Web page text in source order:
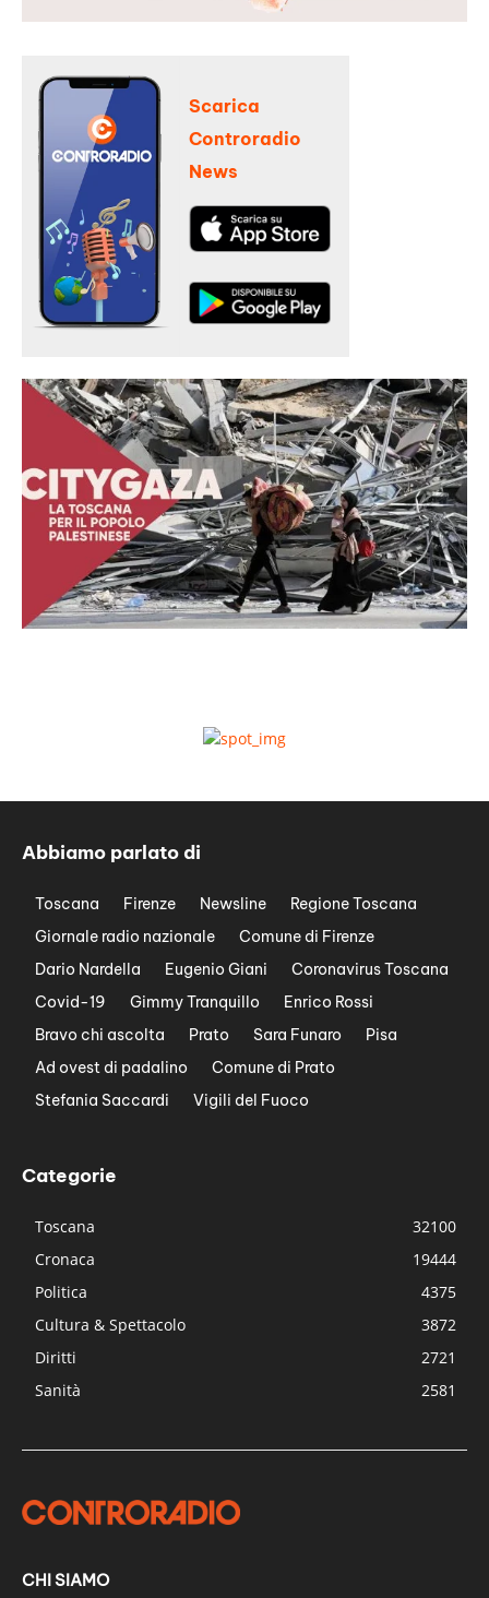
Scarica
Controradio
News
Abbiamo parlato di
Toscana Firenze Newsline
Regione Toscana
Giornale radio nazionale
Comune di Firenze
Dario Nardella
Eugenio Giani
Coronavirus Toscana
Covid-19
Gimmy Tranquillo
Enrico Rossi
Bravo chi ascolta
Prato Sara Funaro
Pisa
Ad ovest di padalino
Comune di Prato
Stefania Saccardi
Vigili del Fuoco
Categorie
Toscana
32100
Cronaca
19444
Politica
4375
Cultura & Spettacolo
3872
Diritti
2721
Sanità
2581
CHI SIAMO